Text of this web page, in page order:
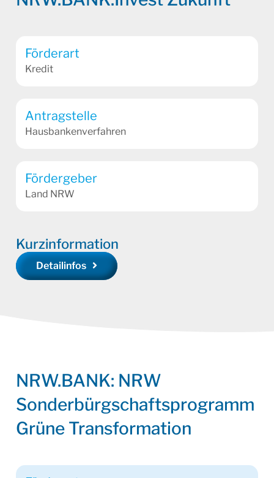
Kurzinformation
Detailinfos
Förderart
Kredit
Antragstelle
Hausbankenverfahren
Fördergeber
Land NRW
NRW.BANK: NRW
Sonderbürgschaftsprogramm
Grüne Transformation